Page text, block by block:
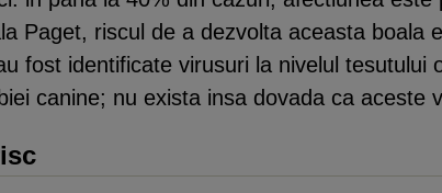
Paget, riscul de a dezvolta aceasta
fost identificate virusuri la nivelul
canine; nu exista insa dovada ca aceste